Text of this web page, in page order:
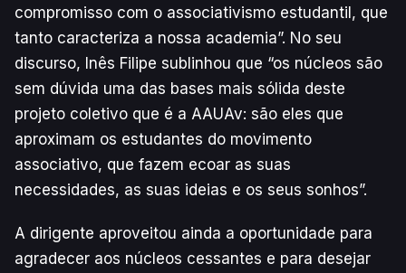
compromisso com o associativismo estudantil, que
tanto caracteriza a nossa academia”. No seu
discurso, Inês Filipe sublinhou que “os núcleos são
sem dúvida uma das bases mais sólida deste
projeto coletivo que é a AAUAv: são eles que
aproximam os estudantes do movimento
associativo, que fazem ecoar as suas
necessidades, as suas ideias e os seus sonhos”.
A dirigente aproveitou ainda a oportunidade para
agradecer aos núcleos cessantes e para desejar